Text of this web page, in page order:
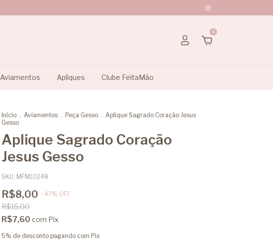
0
Aviamentos Apliques Clube FeitaMão
Início . Aviamentos . Peça Gesso . Aplique Sagrado Coração Jesus
Gesso
Aplique Sagrado Coração
Jesus Gesso
SKU: MFM10248
R$8,00 -47% OFF
R$15,00
R$7,60 com Pix
5% de desconto pagando com Pix